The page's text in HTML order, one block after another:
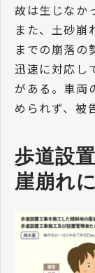
故は生じなか
また、土砂崩
までの崩落の
迅速に対応し
がある。車両
められず、被
歩道設
崖崩れ